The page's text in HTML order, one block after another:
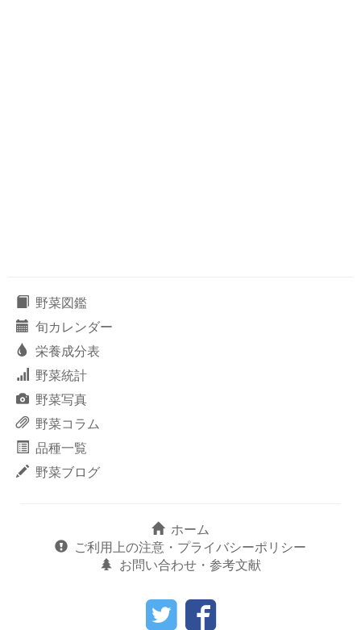
野菜図鑑
旬カレンダー
栄養成分表
野菜統計
野菜写真
野菜コラム
品種一覧
野菜ブログ
ホーム
ご利用上の注意・プライバシーポリシー
お問い合わせ・参考文献